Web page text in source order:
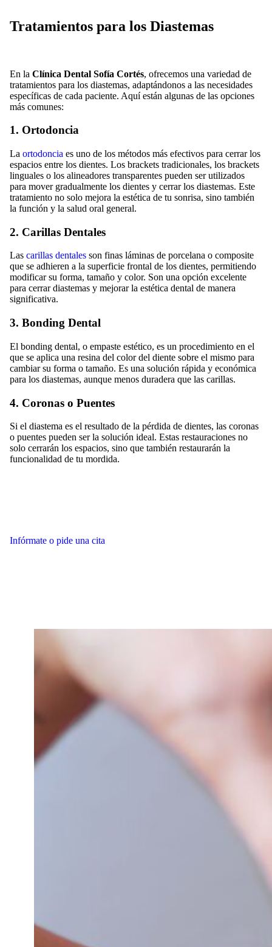
Tratamientos para los Diastemas
En la Clínica Dental Sofía Cortés, ofrecemos una variedad de
tratamientos para los diastemas, adaptándonos a las necesidades
específicas de cada paciente. Aquí están algunas de las opciones
más comunes:
1. Ortodoncia
La ortodoncia es uno de los métodos más efectivos para cerrar los
espacios entre los dientes. Los brackets tradicionales, los brackets
linguales o los alineadores transparentes pueden ser utilizados
para mover gradualmente los dientes y cerrar los diastemas. Este
tratamiento no solo mejora la estética de tu sonrisa, sino también
la función y la salud oral general.
2. Carillas Dentales
Las carillas dentales son finas láminas de porcelana o composite
que se adhieren a la superficie frontal de los dientes, permitiendo
modificar su forma, tamaño y color. Son una opción excelente
para cerrar diastemas y mejorar la estética dental de manera
significativa.
3. Bonding Dental
El bonding dental, o empaste estético, es un procedimiento en el
que se aplica una resina del color del diente sobre el mismo para
cambiar su forma o tamaño. Es una solución rápida y económica
para los diastemas, aunque menos duradera que las carillas.
4. Coronas o Puentes
Si el diastema es el resultado de la pérdida de dientes, las coronas
o puentes pueden ser la solución ideal. Estas restauraciones no
solo cerrarán los espacios, sino que también restaurarán la
funcionalidad de tu mordida.
Infórmate o pide una cita